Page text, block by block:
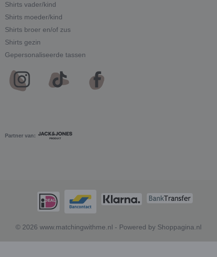
Shirts vader/kind
Shirts moeder/kind
Shirts broer en/of zus
Shirts gezin
Gepersonaliseerde tassen
Partner van:
© 2026 www.matchingwithme.nl - Powered by Shoppagina.nl